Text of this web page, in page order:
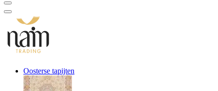
Oosterse tapijten